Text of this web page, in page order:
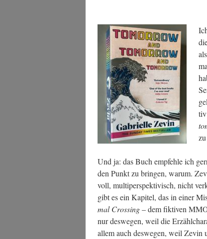
Und ja: das Buch emp­feh­le ich
den Punkt zu brin­gen, war­um.
voll, mul­ti­per­spek­ti­visch, nicht
gibt es ein Kapi­tel, das in einer
mal Crossing– dem fik­ti­ven
nur des­we­gen, weil die
allem auch des­we­gen, weil Zevin